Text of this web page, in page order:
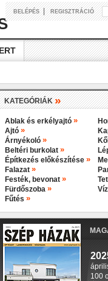
BELÉPÉS| REGISZTRÁCIÓ
KATEGÓRIÁK»
Ablak és erkélyajtó »
Ajtó »
Árnyékoló »
Beltéri burkolat »
Építkezés előkészítése »
Falazat »
Festék, bevonat »
Fürdőszoba »
Fűtés »
100